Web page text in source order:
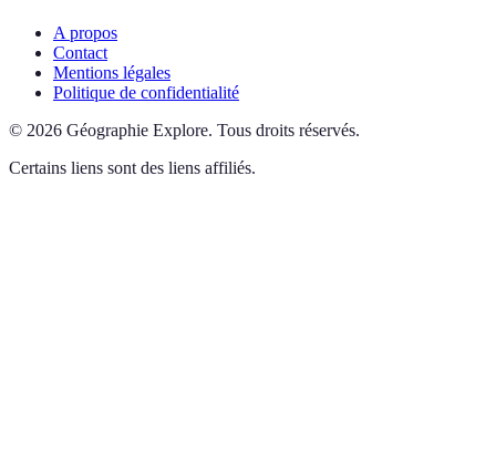
A propos
Contact
Mentions légales
Politique de confidentialité
© 2026 Géographie Explore. Tous droits réservés.
Certains liens sont des liens affiliés.